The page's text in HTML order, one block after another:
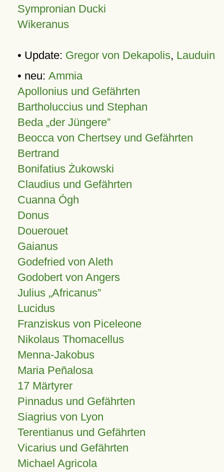
Sympronian Ducki
Wikeranus
• Update: Gregor von Dekapolis, Lauduin
• neu: Ammia
Apollonius und Gefährten
Bartholuccius und Stephan
Beda „der Jüngere”
Beocca von Chertsey und Gefährten
Bertrand
Bonifatius Żukowski
Claudius und Gefährten
Cuanna Ógh
Donus
Douerouet
Gaianus
Godefried von Aleth
Godobert von Angers
Julius Africanus
Lucidus
Franziskus von Piceleone
Nikolaus Thomacellus
Menna-Jakobus
Maria Peñalosa
17 Märtyrer
Pinnadus und Gefährten
Siagrius von Lyon
Terentianus und Gefährten
Vicarius und Gefährten
Michael Agricola